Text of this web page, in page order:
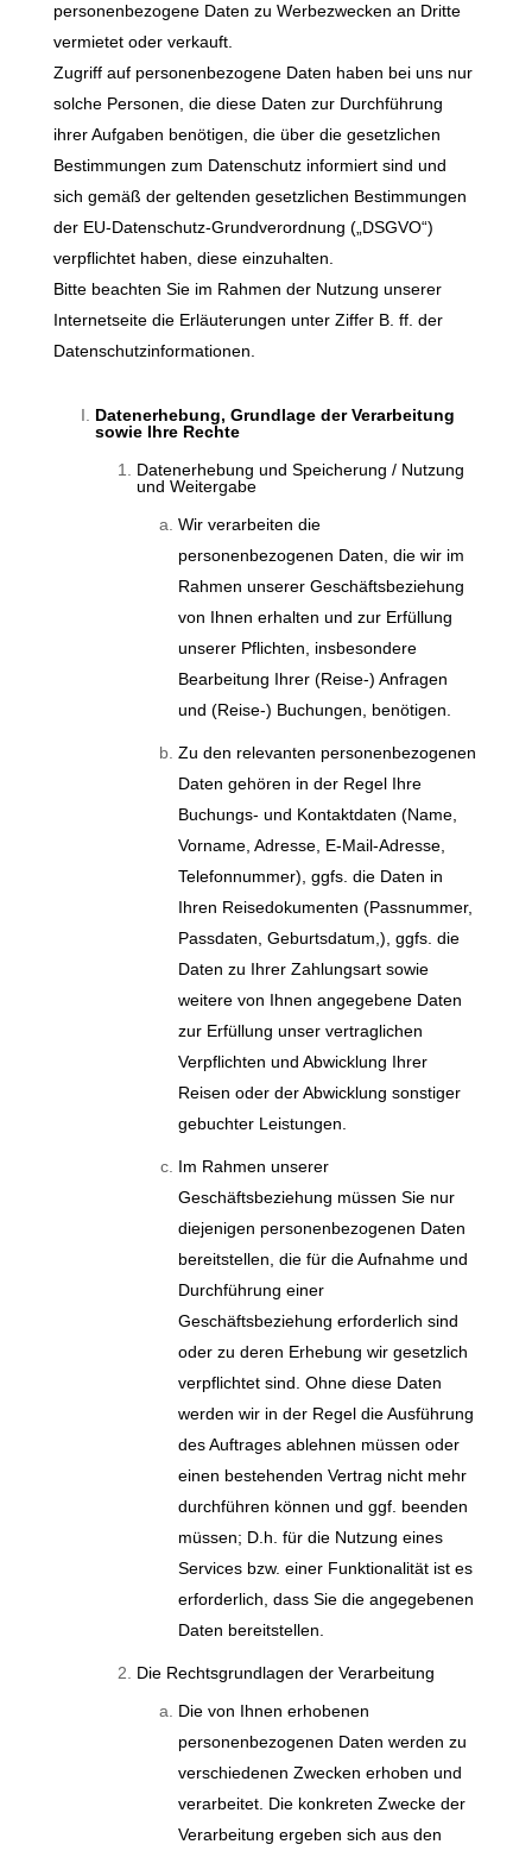
personenbezogene Daten zu Werbezwecken an Dritte
vermietet oder verkauft.
Zugriff auf personenbezogene Daten haben bei uns nur
solche Personen, die diese Daten zur Durchführung
ihrer Aufgaben benötigen, die über die gesetzlichen
Bestimmungen zum Datenschutz informiert sind und
sich gemäß der geltenden gesetzlichen Bestimmungen
der EU-Datenschutz-Grundverordnung („DSGVO“)
verpflichtet haben, diese einzuhalten.
Bitte beachten Sie im Rahmen der Nutzung unserer
Internetseite die Erläuterungen unter Ziffer B. ff. der
Datenschutzinformationen.
Datenerhebung, Grundlage der Verarbeitung
sowie Ihre Rechte
Datenerhebung und Speicherung / Nutzung
und Weitergabe
Wir verarbeiten die
personenbezogenen Daten, die wir im
Rahmen unserer Geschäftsbeziehung
von Ihnen erhalten und zur Erfüllung
unserer Pflichten, insbesondere
Bearbeitung Ihrer (Reise-) Anfragen
und (Reise-) Buchungen, benötigen.
Zu den relevanten personenbezogenen
Daten gehören in der Regel Ihre
Buchungs- und Kontaktdaten (Name,
Vorname, Adresse, E-Mail-Adresse,
Telefonnummer), ggfs. die Daten in
Ihren Reisedokumenten (Passnummer,
Passdaten, Geburtsdatum,), ggfs. die
Daten zu Ihrer Zahlungsart sowie
weitere von Ihnen angegebene Daten
zur Erfüllung unser vertraglichen
Verpflichten und Abwicklung Ihrer
Reisen oder der Abwicklung sonstiger
gebuchter Leistungen.
Im Rahmen unserer
Geschäftsbeziehung müssen Sie nur
diejenigen personenbezogenen Daten
bereitstellen, die für die Aufnahme und
Durchführung einer
Geschäftsbeziehung erforderlich sind
oder zu deren Erhebung wir gesetzlich
verpflichtet sind. Ohne diese Daten
werden wir in der Regel die Ausführung
des Auftrages ablehnen müssen oder
einen bestehenden Vertrag nicht mehr
durchführen können und ggf. beenden
müssen; D.h. für die Nutzung eines
Services bzw. einer Funktionalität ist es
erforderlich, dass Sie die angegebenen
Daten bereitstellen.
Die Rechtsgrundlagen der Verarbeitung
Die von Ihnen erhobenen
personenbezogenen Daten werden zu
verschiedenen Zwecken erhoben und
verarbeitet. Die konkreten Zwecke der
Verarbeitung ergeben sich aus den